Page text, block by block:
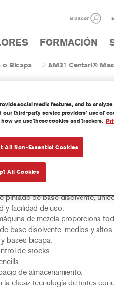
Buscar
FORMACIÓN
o Bicapa AM31 Centari®
de base disolvente que forma
pintado de base disolvente,
y facilidad de uso.
de mezcla proporciona
base disolvente: medios y
bases bicapa.
de stocks.
de almacenamiento.
la eficaz tecnología de tintes
social media features, and to
third-party service providers’ use of
we use these cookies and trackers.
All Non-Essential Cookies
All Cookies